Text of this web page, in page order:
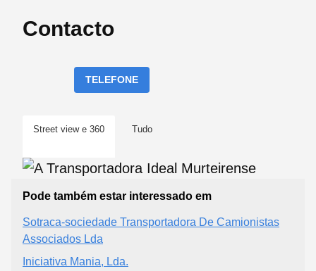
Contacto
TELEFONE
Street view e 360 Tudo
Pode também estar interessado em
Sotraca-sociedade Transportadora De Camionistas
Associados Lda
Iniciativa Mania, Lda.